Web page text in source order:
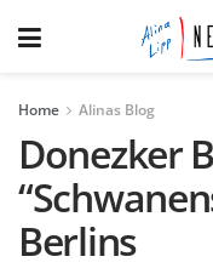
Home Alinas Blog
Donezker
Berlins